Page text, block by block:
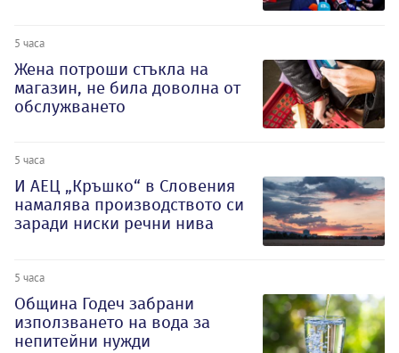
5 часа
Жена потроши стъкла на
магазин, не била доволна от
обслужването
5 часа
И АЕЦ „Кръшко“ в Словения
намалява производството си
заради ниски речни нива
5 часа
Община Годеч забрани
използването на вода за
непитейни нужди